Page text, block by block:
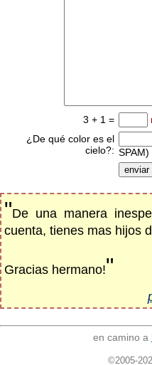
3 + 1 =
¿De qué color es el
cielo?: SPAM)
"De una manera
cuenta, tienes mas hijos
Gracias hermano!"
en camino a
©2005-